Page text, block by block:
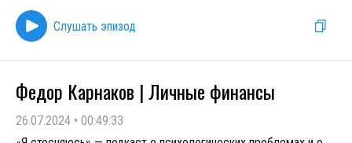
Слушать эпизод
Федор Карнаков | Личные финансы
26.07.2024 • 00:49:33